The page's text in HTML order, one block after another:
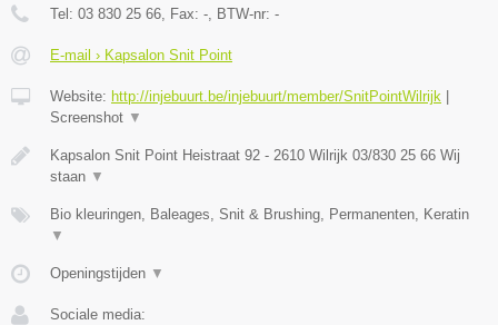
Tel: 03 830 25 66 , Fax: - , BTW-nr: -
E-mail › Kapsalon Snit Point
Website: http://injebuurt.be/injebuurt/member/SnitPointWilrijk |
Screenshot ▼
Kapsalon Snit Point Heistraat 92 - 2610 Wilrijk 03/830 25 66 Wij
staan ▼
Bio kleuringen, Baleages, Snit & Brushing, Permanenten, Keratin
▼
Openingstijden ▼
Sociale media: